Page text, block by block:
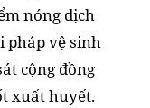
nóng dịch
pháp vệ sinh
cộng đồng
xuất huyết.